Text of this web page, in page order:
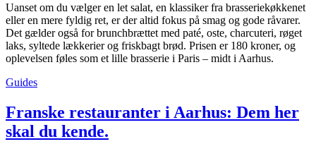
Uanset om du vælger en let salat, en klassiker fra brasseriekøkkenet
eller en mere fyldig ret, er der altid fokus på smag og gode råvarer.
Det gælder også for brunchbrættet med paté, oste, charcuteri, røget
laks, syltede lækkerier og friskbagt brød. Prisen er 180 kroner, og
oplevelsen føles som et lille brasserie i Paris – midt i Aarhus.
Guides
Franske restauranter i Aarhus: Dem her
skal du kende.